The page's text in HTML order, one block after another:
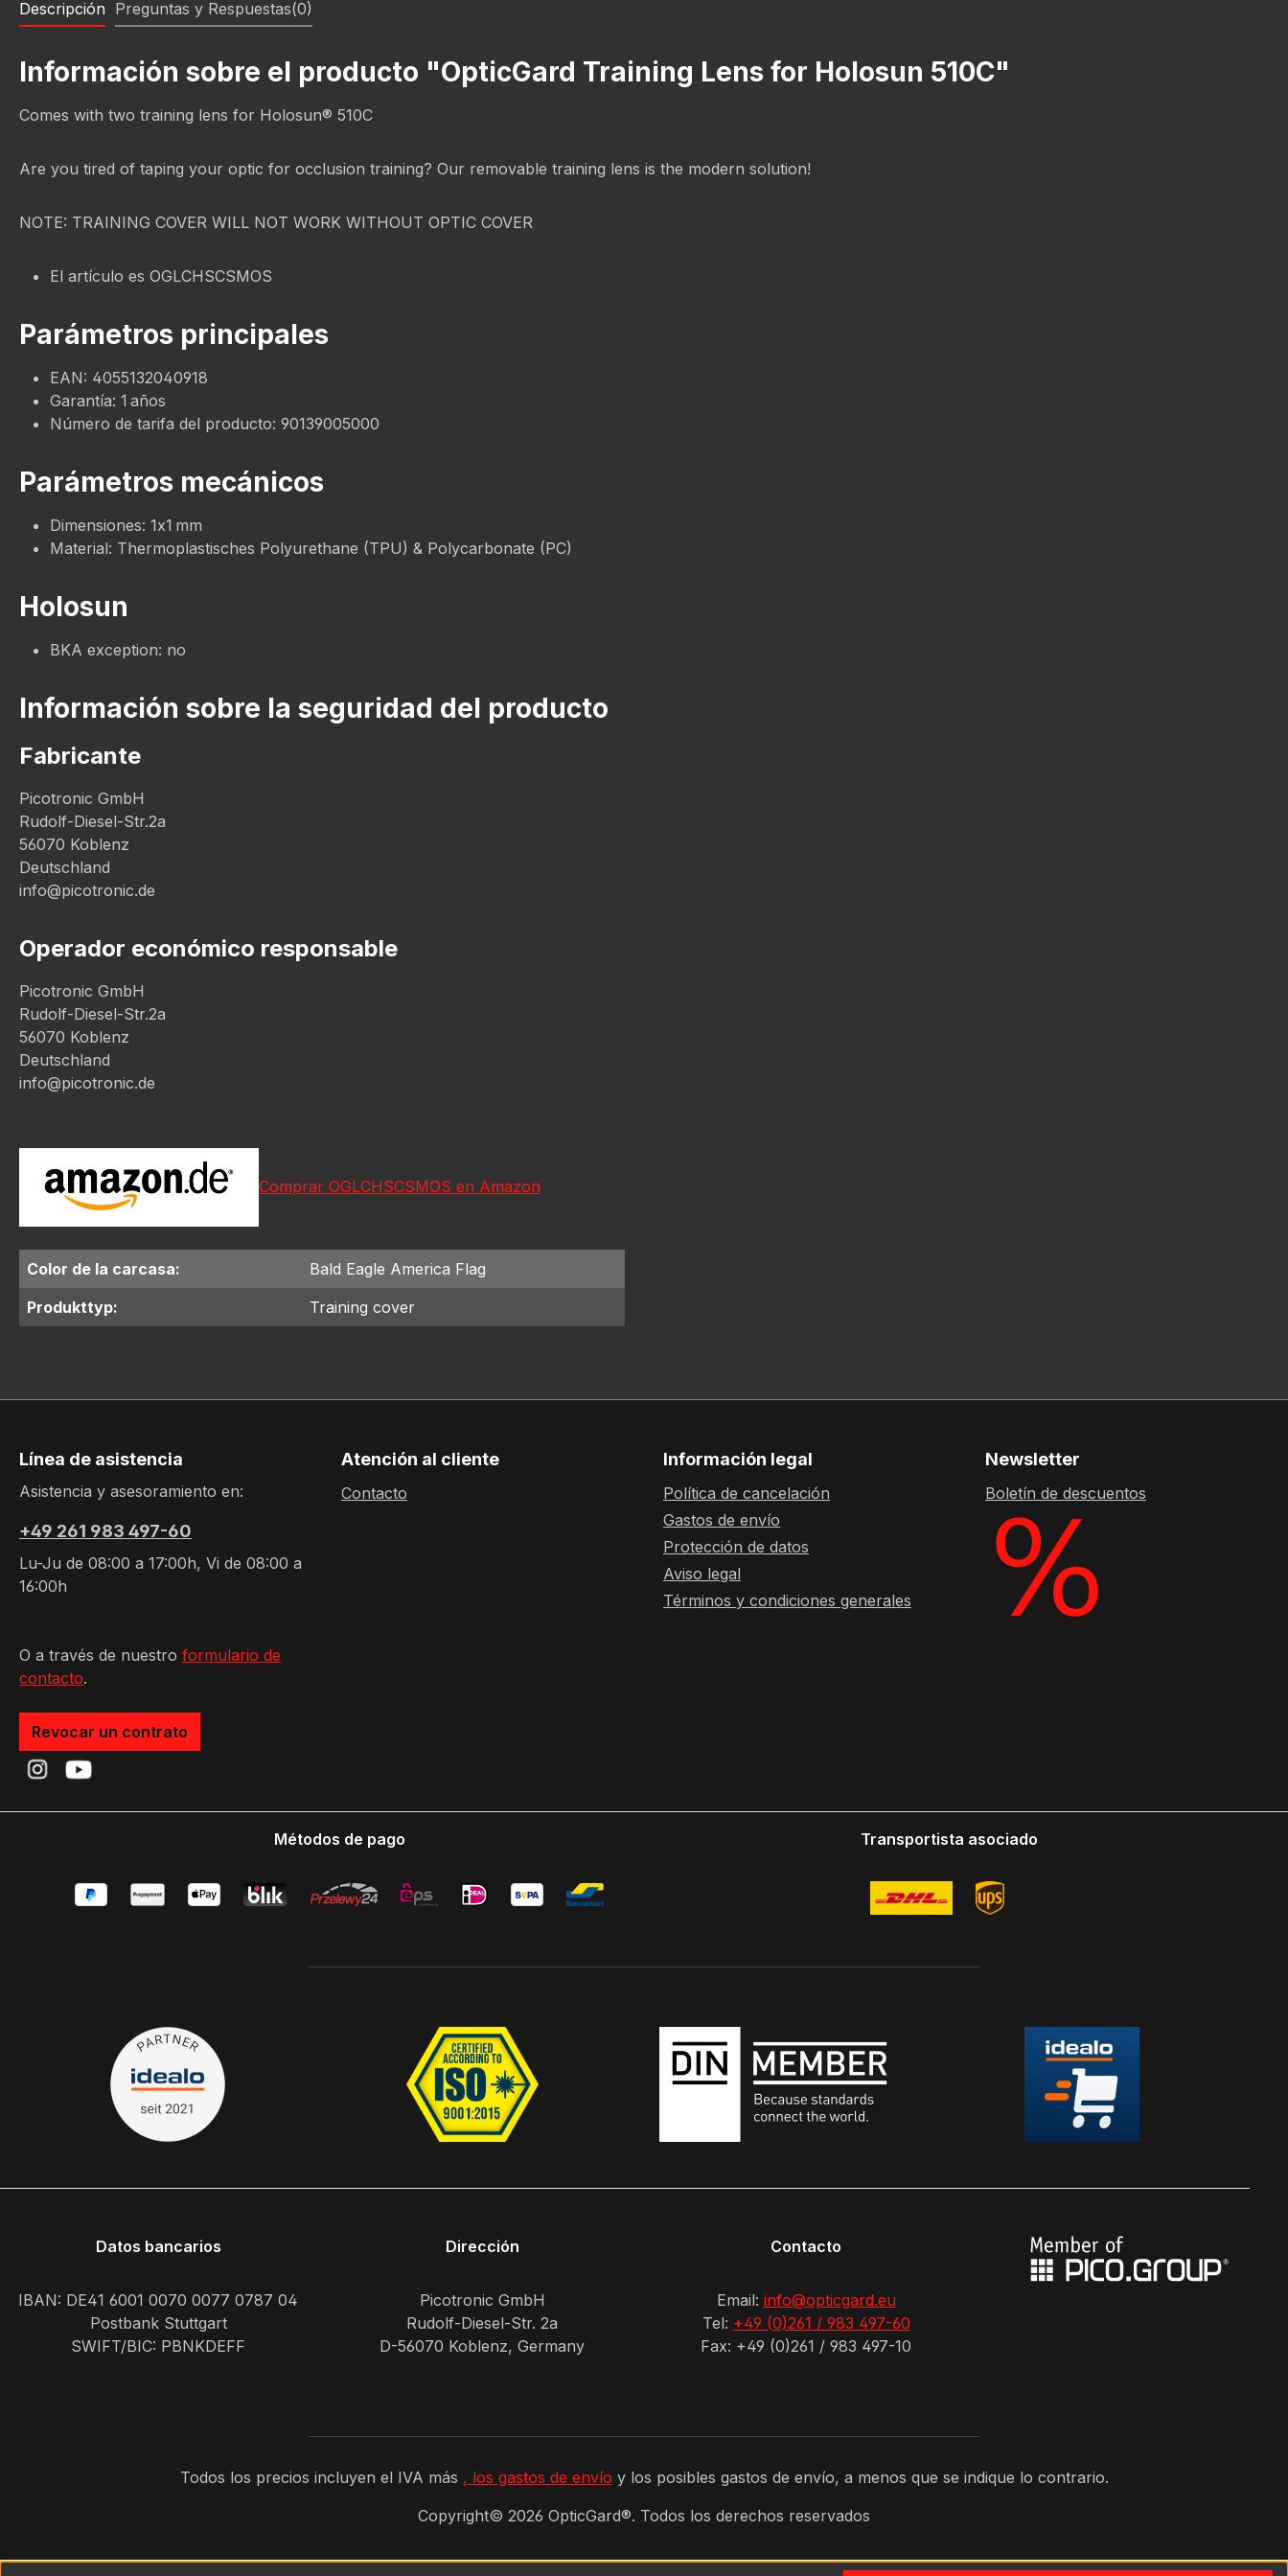
Descripción Preguntas y Respuestas(0)
Información sobre el producto "OpticGard Training Lens for Holosun 510C"
Comes with two training lens for Holosun® 510C
Are you tired of taping your optic for occlusion training? Our removable training lens is the modern solution!
NOTE: TRAINING COVER WILL NOT WORK WITHOUT OPTIC COVER
El artículo es OGLCHSCSMOS
Parámetros principales
EAN: 4055132040918
Garantía: 1 años
Número de tarifa del producto: 90139005000
Parámetros mecánicos
Dimensiones: 1x1 mm
Material: Thermoplastisches Polyurethane (TPU) & Polycarbonate (PC)
Holosun
BKA exception: no
Información sobre la seguridad del producto
Fabricante
Picotronic GmbH
Rudolf-Diesel-Str.2a
56070 Koblenz
Deutschland
info@picotronic.de
Operador económico responsable
Picotronic GmbH
Rudolf-Diesel-Str.2a
56070 Koblenz
Deutschland
info@picotronic.de
Comprar OGLCHSCSMOS en Amazon
Color de la carcasa:
Bald Eagle America Flag
Produkttyp:
Training cover
Línea de asistencia
Asistencia y asesoramiento en:
+49 261 983 497-60
Lu-Ju de 08:00 a 17:00h, Vi de 08:00 a
16:00h
O a través de nuestro formulario de
contacto.
Revocar un contrato
Atención al cliente
Contacto
Información legal
Política de cancelación
Gastos de envío
Protección de datos
Aviso legal
Términos y condiciones generales
Newsletter
Boletín de descuentos
Métodos de pago Transportista asociado
Datos bancarios
IBAN: DE41 6001 0070 0077 0787 04
Postbank Stuttgart
SWIFT/BIC: PBNKDEFF
Dirección
Picotronic GmbH
Rudolf-Diesel-Str. 2a
D-56070 Koblenz, Germany
Contacto
Email: info@opticgard.eu
Tel: +49 (0)261 / 983 497-60
Fax: +49 (0)261 / 983 497-10
Todos los precios incluyen el IVA más , los gastos de envío y los posibles gastos de envío, a menos que se indique lo contrario.
Copyright© 2026 OpticGard®. Todos los derechos reservados